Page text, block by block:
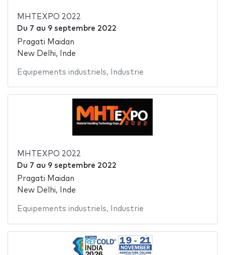
MHTEXPO 2022
Du 7 au 9 septembre 2022
Pragati Maidan
New Delhi, Inde
Equipements industriels, Industrie
MHTEXPO 2022
Du 7 au 9 septembre 2022
Pragati Maidan
New Delhi, Inde
Equipements industriels, Industrie